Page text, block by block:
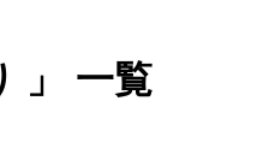
」 一覧